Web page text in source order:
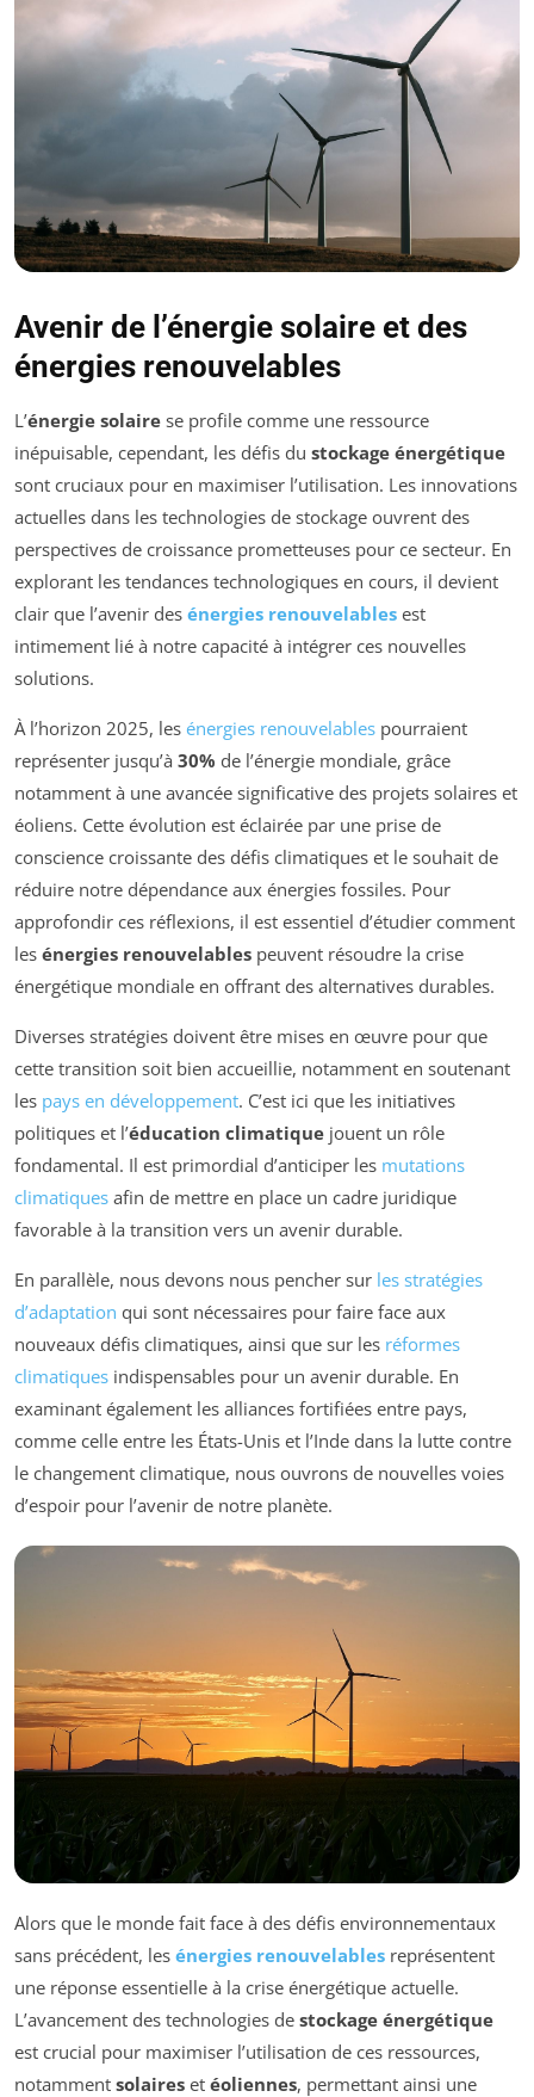
Avenir de l’énergie solaire et des
énergies renouvelables
L’énergie solaire se profile comme une ressource
inépuisable, cependant, les défis du stockage énergétique
sont cruciaux pour en maximiser l’utilisation. Les innovations
actuelles dans les technologies de stockage ouvrent des
perspectives de croissance prometteuses pour ce secteur. En
explorant les tendances technologiques en cours, il devient
clair que l’avenir des énergies renouvelables est
intimement lié à notre capacité à intégrer ces nouvelles
solutions.
À l’horizon 2025, les énergies renouvelables pourraient
représenter jusqu’à 30% de l’énergie mondiale, grâce
notamment à une avancée significative des projets solaires et
éoliens. Cette évolution est éclairée par une prise de
conscience croissante des défis climatiques et le souhait de
réduire notre dépendance aux énergies fossiles. Pour
approfondir ces réflexions, il est essentiel d’étudier comment
les énergies renouvelables peuvent résoudre la crise
énergétique mondiale en offrant des alternatives durables.
Diverses stratégies doivent être mises en œuvre pour que
cette transition soit bien accueillie, notamment en soutenant
les pays en développement. C’est ici que les initiatives
politiques et l’éducation climatique jouent un rôle
fondamental. Il est primordial d’anticiper les mutations
climatiques afin de mettre en place un cadre juridique
favorable à la transition vers un avenir durable.
En parallèle, nous devons nous pencher sur les stratégies
d’adaptation qui sont nécessaires pour faire face aux
nouveaux défis climatiques, ainsi que sur les réformes
climatiques indispensables pour un avenir durable. En
examinant également les alliances fortifiées entre pays,
comme celle entre les États-Unis et l’Inde dans la lutte contre
le changement climatique, nous ouvrons de nouvelles voies
d’espoir pour l’avenir de notre planète.
Alors que le monde fait face à des défis environnementaux
sans précédent, les énergies renouvelables représentent
une réponse essentielle à la crise énergétique actuelle.
L’avancement des technologies de stockage énergétique
est crucial pour maximiser l’utilisation de ces ressources,
notamment solaires et éoliennes, permettant ainsi une